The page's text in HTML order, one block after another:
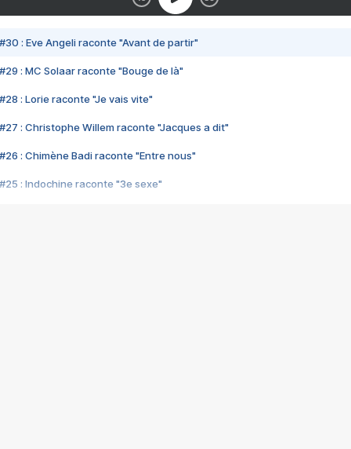
#30 : Eve Angeli raconte "Avant de partir"
#29 : MC Solaar raconte "Bouge de là"
#28 : Lorie raconte "Je vais vite"
#27 : Christophe Willem raconte "Jacques a dit"
#26 : Chimène Badi raconte "Entre nous"
#25 : Indochine raconte "3e sexe"